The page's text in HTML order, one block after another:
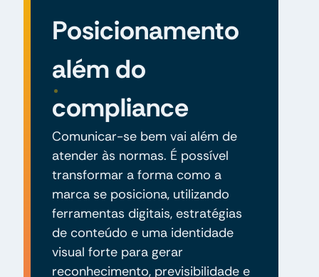
Posicionamento
além do
compliance
Comunicar-se bem vai além de
atender às normas. É possível
transformar a forma como a
marca se posiciona, utilizando
ferramentas digitais, estratégias
de conteúdo e uma identidade
visual forte para gerar
reconhecimento, previsibilidade e